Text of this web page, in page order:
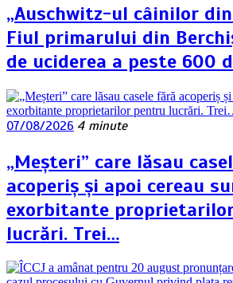
„Auschwitz-ul câinilor din
Fiul primarului din
de uciderea a peste 600
07/08/2026 4 minute
„Meșteri” care lăsau
acoperiș și apoi cereau
exorbitante
lucrări. Trei…